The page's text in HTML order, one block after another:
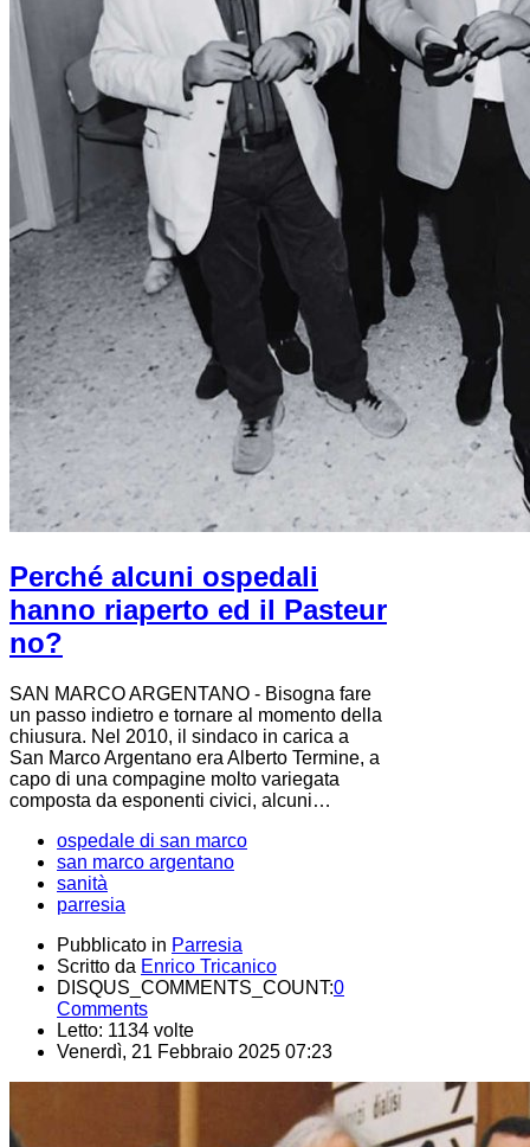
Perché alcuni ospedali
hanno riaperto ed il Pasteur
no?
SAN MARCO ARGENTANO - Bisogna fare
un passo indietro e tornare al momento della
chiusura. Nel 2010, il sindaco in carica a
San Marco Argentano era Alberto Termine, a
capo di una compagine molto variegata
composta da esponenti civici, alcuni…
ospedale di san marco
san marco argentano
sanità
parresia
Pubblicato in Parresia
Scritto da Enrico Tricanico
DISQUS_COMMENTS_COUNT:0
Comments
Letto: 1134 volte
Venerdì, 21 Febbraio 2025 07:23